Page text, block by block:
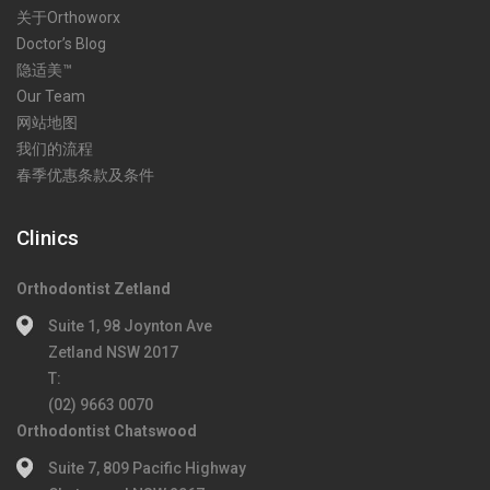
关于Orthoworx
Doctor’s Blog
隐适美™
Our Team
网站地图
我们的流程
春季优惠条款及条件
Clinics
Orthodontist Zetland
Suite 1, 98 Joynton Ave
Zetland NSW 2017
T:
(02) 9663 0070
Orthodontist Chatswood
Suite 7, 809 Pacific Highway